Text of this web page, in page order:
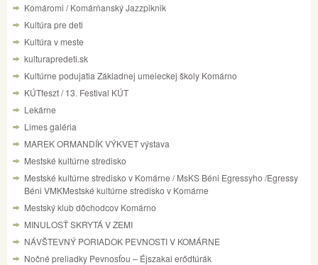
Komáromi / Komárňanský Jazzpiknik
Kultúra pre deti
Kultúra v meste
kulturapredeti.sk
Kultúrne podujatia Základnej umeleckej školy Komárno
KÚTfeszt / 13. Festival KÚT
Lekárne
Limes galéria
MAREK ORMANDÍK VÝKVET výstava
Mestské kultúrne stredisko
Mestské kultúrne stredisko v Komárne / MsKS Béni Egressyho /Egressy
Béni VMKMestské kultúrne stredisko v Komárne
Mestský klub dôchodcov Komárno
MINULOSŤ SKRYTÁ V ZEMI
NÁVŠTEVNÝ PORIADOK PEVNOSTI V KOMÁRNE
Nočné preliadky Pevnosťou – Éjszakai erődtúrák